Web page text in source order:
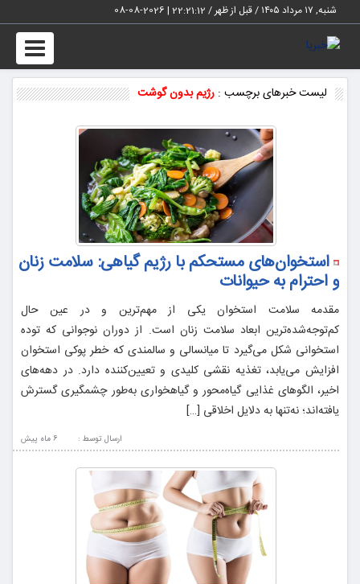
شنبه, ۱۷ مرداد ۱۴۰۵ / قبل از ظهر / 22:21:12
|
2026-08-08
Toggle
لیست خبرهای برچسب : رژیم بدون گوشت
استخوان‌های مستحکم با رژیم گیاهی: سلامت زنان
و احترام به حیوانات
مقدمه سلامت استخوان یکی از مهم‌ترین و در عین حال
کم‌توجه‌شده‌ترین ابعاد سلامت زنان است. از دوران نوجوانی که توده
استخوانی شکل می‌گیرد تا میانسالی و سالمندی که خطر پوکی استخوان
افزایش می‌یابد، تغذیه نقشی کلیدی و تعیین‌کننده دارد. در دهه‌های
اخیر، الگوهای غذایی گیاه‌محور و گیاهخواری به‌طور چشمگیری گسترش
یافته‌اند؛ نه‌تنها به دلایل اخلاقی […]
6 ماه پيش ارسال توسط :